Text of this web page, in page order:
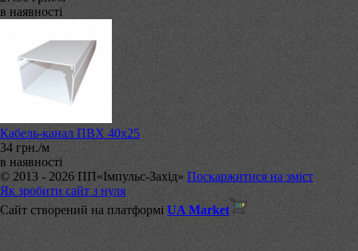
в наявності
Кабель-канал ПВХ 40х25
34 грн./м
в наявності
© 2013 - 2026 ПП«Імпульс-Захід» Поскаржитися на зміст
Як зробити сайт з нуля
Сайт створений на платформі UA Market